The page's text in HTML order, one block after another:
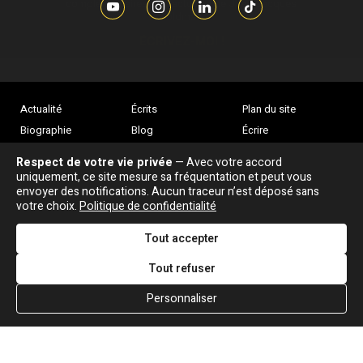
Actualité
Biographie
Discographie
Vidéographie
Concerts
Écrits
Blog
Pierre Goldman
JJG & moi
Qui est ?
Plan du site
Écrire
Crédits
complémentaires sur l’actualité de Jean-Jacques
Goldman,
Association "Parler d'sa vie" © Depuis 1997 - Tous droits réservés |
Respect de votre vie privée — Avec votre accord
uniquement, ce site mesure sa fréquentation et peut vous
envoyer des notifications. Aucun traceur n’est déposé sans
votre choix.Politique de confidentialité
Tout accepter
Tout refuser
Personnaliser